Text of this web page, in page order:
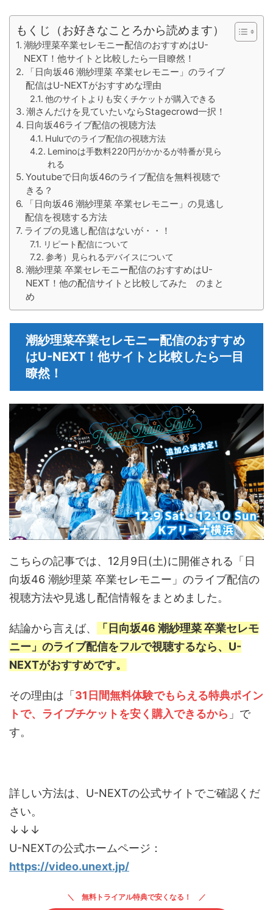
もくじ（お好きなことろから読めます）
潮紗理菜卒業セレモニー配信のおすすめはU-
NEXT！他サイトと比較したら一目瞭然！
「日向坂46 潮紗理菜 卒業セレモニー」のライブ
配信はU-NEXTがおすすめな理由
他のサイトよりも安くチケットが購入できる
潮さんだけを見ていたいならStagecrowd一択！
日向坂46ライブ配信の視聴方法
Huluでのライブ配信の視聴方法
Leminoは手数料220円がかかるが特番が見ら
れる
Youtubeで日向坂46のライブ配信を無料視聴で
きる？
「日向坂46 潮紗理菜 卒業セレモニー」の見逃し
配信を視聴する方法
ライブの見逃し配信はないが・・！
リピート配信について
参考）見られるデバイスについて
潮紗理菜 卒業セレモニー配信のおすすめはU-
NEXT！他の配信サイトと比較してみた のまと
め
潮紗理菜卒業セレモニー配信のおすすめ
はU-NEXT！他サイトと比較したら一目
瞭然！
こちらの記事では、12月9日(土)に開催される「日
向坂46 潮紗理菜 卒業セレモニー」のライブ配信の
視聴方法や見逃し配信情報をまとめました。
結論から言えば、
「日向坂46 潮紗理菜 卒業セレモ
ニー」のライブ配信をフルで視聴するなら、U-
NEXTがおすすめです。
その理由は「 31日間無料体験でもらえる特典ポイン
トで、ライブチケットを安く購入できるから 」で
す。
詳しい方法は、U-NEXTの公式サイトでご確認くだ
さい。
↓↓↓
U-NEXTの公式ホームページ：
https://video.unext.jp/
無料トライアル特典で安くなる！